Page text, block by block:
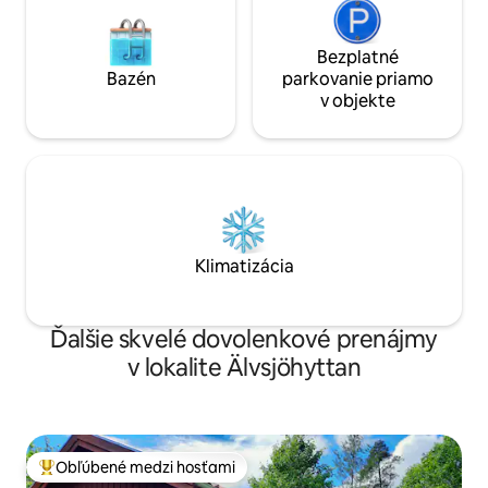
Bazén
Bezplatné
parkovanie priamo
v objekte
Klimatizácia
Ďalšie skvelé dovolenkové prenájmy
v lokalite Älvsjöhyttan
Najobľúbenejšie medzi hosťami
Obľúbené medzi hosťami